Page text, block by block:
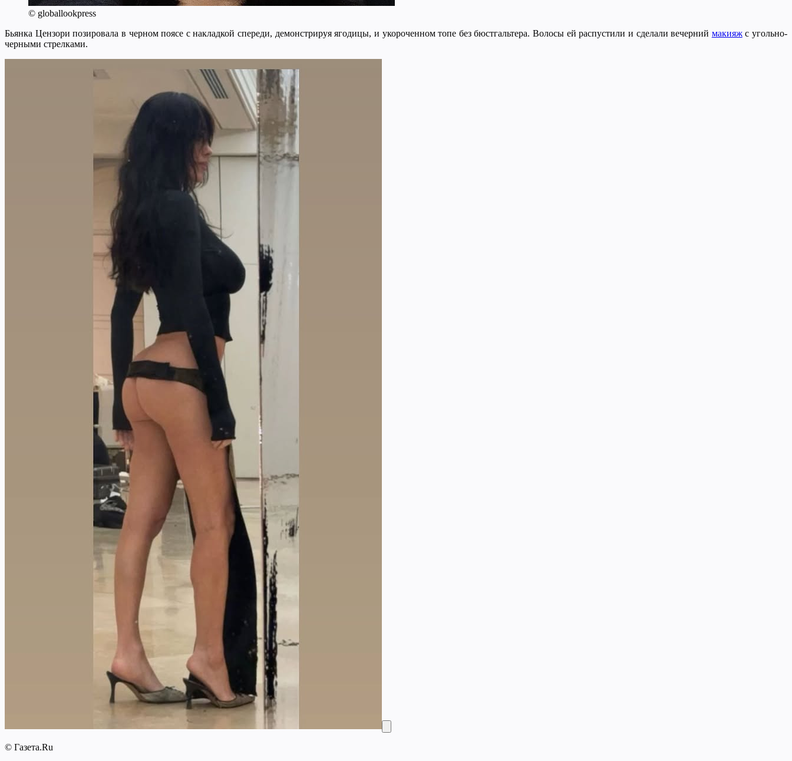
© globallookpress
Бьянка Цензори позировала в черном поясе с накладкой спереди, демонстрируя ягодицы, и укороченном топе без бюстгальтера. Волосы ей распустили и сделали вечерний макияжс угольно-
черными стрелками.
© Газета.Ru